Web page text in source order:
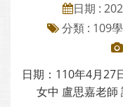
日期 :
分類 : 109
日期：110年4月27
女中 盧思嘉老師